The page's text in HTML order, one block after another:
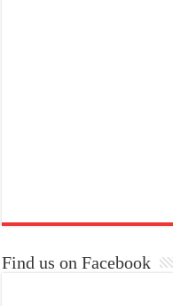
Find us on Facebook